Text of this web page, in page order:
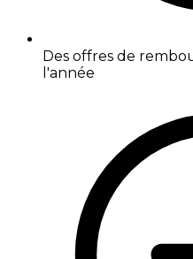
Des offres de
l'année